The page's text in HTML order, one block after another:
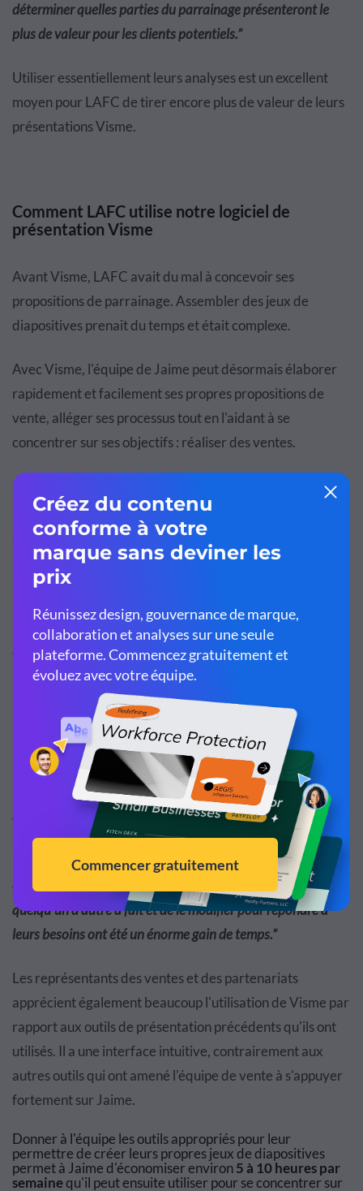
déterminer quelles parties du parrainage présenteront le
plus de valeur pour les clients potentiels.”
Utiliser essentiellement leurs analyses est un excellent
moyen pour LAFC de tirer encore plus de valeur de leurs
présentations Visme.
Comment LAFC utilise notre logiciel de
présentation Visme
Avant Visme, LAFC avait du mal à concevoir ses
propositions de parrainage. Assembler des jeux de
diapositives prenait du temps et était complexe.
Avec Visme, l'équipe de Jaime peut désormais élaborer
rapidement et facilement ses propres propositions de
vente, alléger ses processus tout en l'aidant à se
concentrer sur ses objectifs : réaliser des ventes.
“
Le temps, c'est de l'argent pour nos commerciaux, donc plus
ils peuvent assembler et personnaliser quelque chose
rapidement et facilement, plus ils pourront consacrer du
temps à la sensibilisation.”
à chacun des membres de l'équipe pour créer du contenu
et collaborer sur des projets, l'ensemble de l'équipe est en
mesure d'être plus autonome dans la création des
présentations.
Ils peuvent rassembler des diapositives de présentation
précédemment créées et personnalisées dans un tout
nouveau jeu de diapositives, ce qui leur permet decréer
des présentations en moins de temps.
La capacité de partage et de communauté des utilisateurs
et la possibilité pour nos représentants d'utiliser ce que
quelqu'un d'autre a fait et de le modifier pour répondre à
leurs besoins ont été un énorme gain de temps.”
Les représentants des ventes et des partenariats
apprécient également beaucoup l'utilisation de Visme par
rapport aux outils de présentation précédents qu'ils ont
utilisés. Il a une interface intuitive, contrairement aux
autres outils qui ont amené l'équipe de vente à s'appuyer
fortement sur Jaime.
Donner à l'équipe les outils appropriés pour leur
permettre de créer leurs propres jeux de diapositives
permet à Jaime d'économiser environ5 à 10 heures par
semainequ'il peut ensuite utiliser pour se concentrer sur